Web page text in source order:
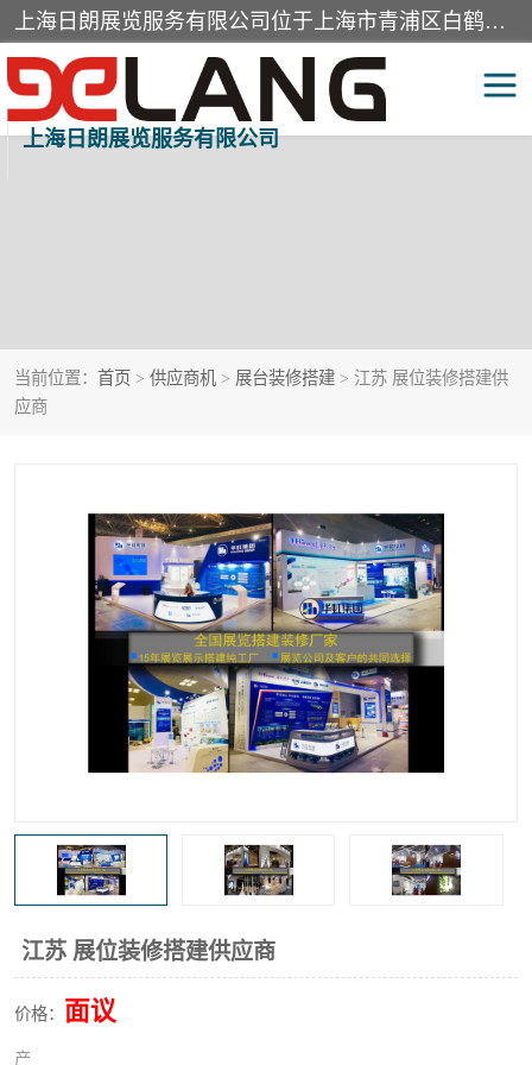
上海日朗展览服务有限公司位于上海市青浦区白鹤镇，营业范围有展览展示会务服务，室内装饰设计及施工，展示道具设计制作，舞台设计，图文设计，灯箱制作，园林绿化工程，广告装潢材料，建筑材料，办公用品，工艺礼品日用百货销售。
上海日朗展览服务有限公司
当前位置： 首页 > 供应商机 > 展台装修搭建 > 江苏 展位装修搭建供
应商
江苏 展位装修搭建供应商
价格： 面议
产